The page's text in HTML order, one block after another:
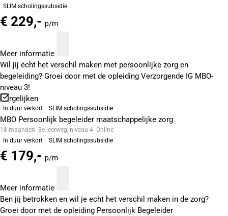
SLIM scholingssubsidie
€ 229,- p/m
Meer informatie
Wil jij écht het verschil maken met persoonlijke zorg en
begeleiding? Groei door met de opleiding Verzorgende IG MBO-
niveau 3!
Vergelijken
In duur verkort SLIM scholingssubsidie
MBO Persoonlijk begeleider maatschappelijke zorg
18 maanden 3e leerweg, niveau 4 Online
In duur verkort
SLIM scholingssubsidie
€ 179,- p/m
Meer informatie
Ben jij betrokken en wil je echt het verschil maken in de zorg?
Groei door met de opleiding Persoonlijk Begeleider